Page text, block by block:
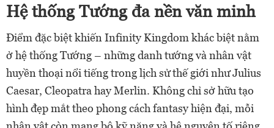
Hệ thống Tướng đa nền văn minh
Điểm đặc biệt khiến Infinity Kingdom khác biệt nằm
ở hệ thống Tướng – những danh tướng và nhân vật
huyền thoại nổi tiếng trong lịch sử thế giới như Julius
Caesar, Cleopatra hay Merlin. Không chỉ sở hữu tạo
hình đẹp mắt theo phong cách fantasy hiện đại, mỗi